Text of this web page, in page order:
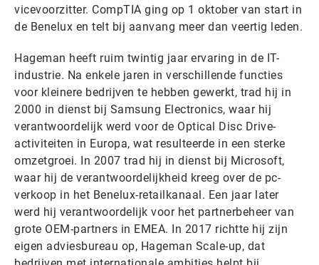
vicevoorzitter. CompTIA ging op 1 oktober van start in
de Benelux en telt bij aanvang meer dan veertig leden.
Hageman heeft ruim twintig jaar ervaring in de IT-
industrie. Na enkele jaren in verschillende functies
voor kleinere bedrijven te hebben gewerkt, trad hij in
2000 in dienst bij Samsung Electronics, waar hij
verantwoordelijk werd voor de Optical Disc Drive-
activiteiten in Europa, wat resulteerde in een sterke
omzetgroei. In 2007 trad hij in dienst bij Microsoft,
waar hij de verantwoordelijkheid kreeg over de pc-
verkoop in het Benelux-retailkanaal. Een jaar later
werd hij verantwoordelijk voor het partnerbeheer van
grote OEM-partners in EMEA. In 2017 richtte hij zijn
eigen adviesbureau op, Hageman Scale-up, dat